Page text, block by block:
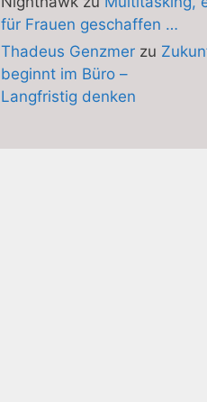
für Frauen geschaffen …
Thadeus Genzmerzu
beginnt im Büro –
Langfristig denken